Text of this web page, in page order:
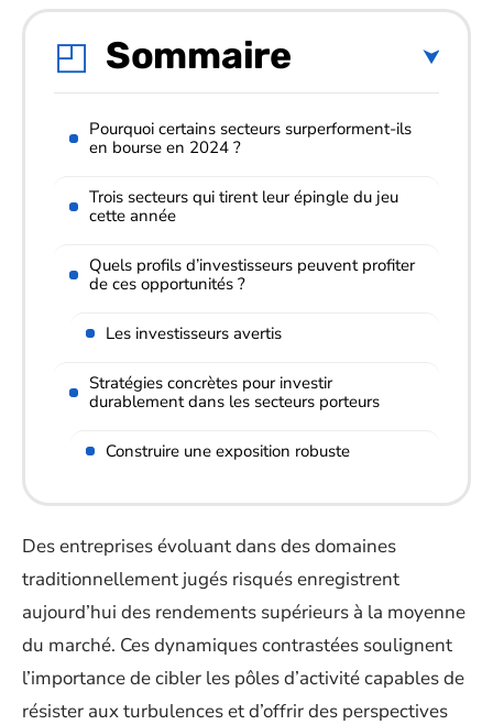
Sommaire
Pourquoi certains secteurs surperforment-ils
en bourse en 2024 ?
Trois secteurs qui tirent leur épingle du jeu
cette année
Quels profils d’investisseurs peuvent profiter
de ces opportunités ?
Les investisseurs avertis
Stratégies concrètes pour investir
durablement dans les secteurs porteurs
Construire une exposition robuste
Des entreprises évoluant dans des domaines
traditionnellement jugés risqués enregistrent
aujourd’hui des rendements supérieurs à la moyenne
du marché. Ces dynamiques contrastées soulignent
l’importance de cibler les pôles d’activité capables de
résister aux turbulences et d’offrir des perspectives